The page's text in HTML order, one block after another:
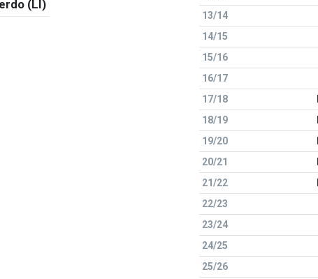
(LI)
13/14
14/15
15/16
16/17
17/18
18/19
19/20
20/21
21/22
22/23
23/24
24/25
25/26